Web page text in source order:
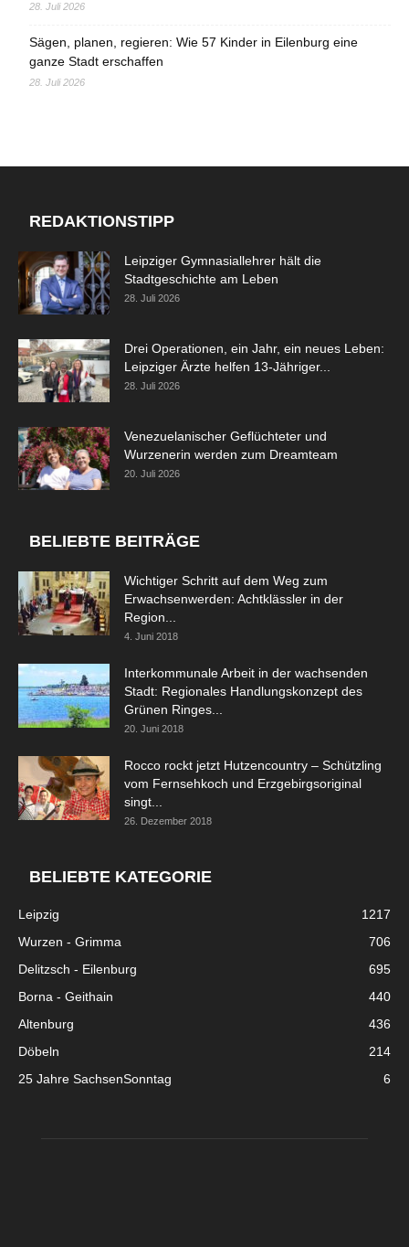
28. Juli 2026
Sägen, planen, regieren: Wie 57 Kinder in Eilenburg eine
ganze Stadt erschaffen
28. Juli 2026
REDAKTIONSTIPP
Leipziger Gymnasiallehrer hält die
Stadtgeschichte am Leben
28. Juli 2026
Drei Operationen, ein Jahr, ein neues Leben:
Leipziger Ärzte helfen 13-Jähriger...
28. Juli 2026
Venezuelanischer Geflüchteter und
Wurzenerin werden zum Dreamteam
20. Juli 2026
BELIEBTE BEITRÄGE
Wichtiger Schritt auf dem Weg zum
Erwachsenwerden: Achtklässler in der
Region...
4. Juni 2018
Interkommunale Arbeit in der wachsenden
Stadt: Regionales Handlungskonzept des
Grünen Ringes...
20. Juni 2018
Rocco rockt jetzt Hutzencountry – Schützling
vom Fernsehkoch und Erzgebirgsoriginal
singt...
26. Dezember 2018
BELIEBTE KATEGORIE
Leipzig
1217
Wurzen - Grimma
706
Delitzsch - Eilenburg
695
Borna - Geithain
440
Altenburg
436
Döbeln
214
25 Jahre SachsenSonntag
6